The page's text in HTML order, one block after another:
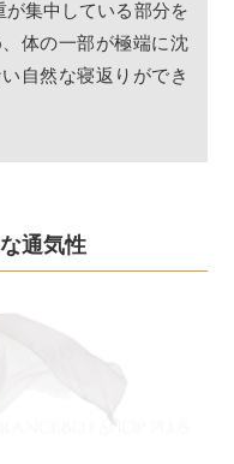
が集中している部分を
体の一部が極端に沈
自然な寝返りができ
通気性